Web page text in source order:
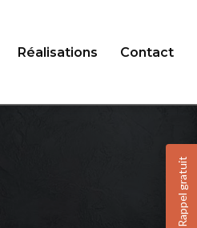
Rappel gratuit
Réalisations Contact